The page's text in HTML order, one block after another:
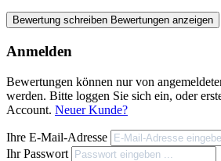
Bewertung schreiben Bewertungen anzeigen
Anmelden
Bewertungen können nur von
werden. Bitte loggen Sie sich ein, oder
Account. Neuer Kunde?
Ihre E-Mail-Adresse
Ihr Passwort